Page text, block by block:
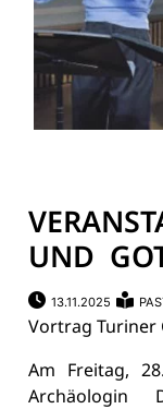
UND
13.11.2025
Vortrag Turiner
Am Freitag,
Archäologin